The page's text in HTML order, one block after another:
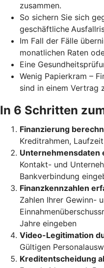
zusammen.
So sichern Sie sich
geschäftliche
Im Fall der Fälle
monatlichen Raten
Eine
Wenig Papierkram –
sind in einem Vertrag
In 6 Schritten
Finanzierung
Kreditrahmen,
Unternehmensdaten
Kontakt- und
Bankverbindung
Finanzkennzahlen
Zahlen Ihrer Gewinn-
Jahre eingeben
Video-Legitimation
Gültigen
Kreditentscheidung